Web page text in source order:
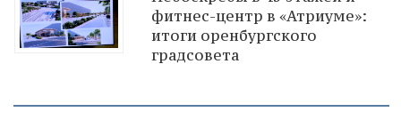
фитнес-центр в «Атриуме»:
итоги оренбургского
градсовета